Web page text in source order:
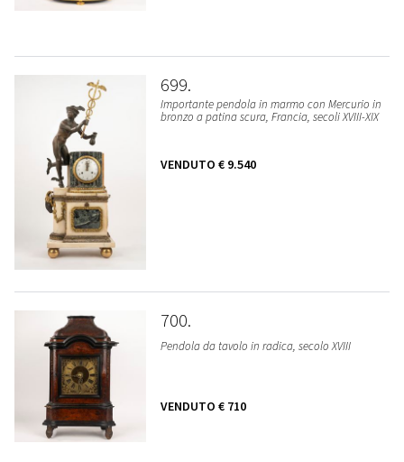
699
Importante pendola in marmo con Mercurio in
bronzo a patina scura, Francia, secoli XVIII-XIX
VENDUTO € 9.540
700
Pendola da tavolo in radica, secolo XVIII
VENDUTO € 710